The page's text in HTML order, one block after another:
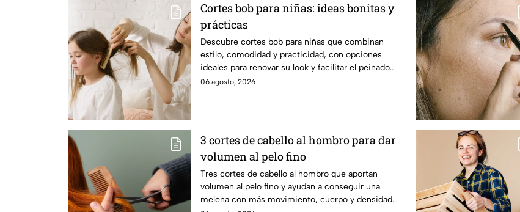
Cortes bob para niñas: ideas bonitas y
prácticas
Descubre cortes bob para niñas que combinan
estilo, comodidad y practicidad, con opciones
ideales para renovar su look y facilitar el peinado
diario.
06 agosto, 2026
3 cortes de cabello al hombro para dar
volumen al pelo fino
Tres cortes de cabello al hombro que aportan
volumen al pelo fino y ayudan a conseguir una
melena con más movimiento, cuerpo y densidad.